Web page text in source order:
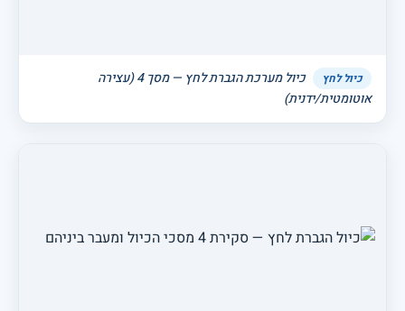
כיול לחץ
כיול מערכת הגברת לחץ — מסך 4 (עצירה
אוטומטית/ידנית)